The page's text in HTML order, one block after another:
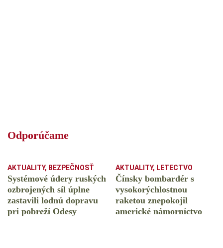
Odporúčame
AKTUALITY, BEZPEČNOSŤ
Systémové údery ruských
ozbrojených síl úplne
zastavili lodnú dopravu
pri pobreží Odesy
AKTUALITY, LETECTVO
Čínsky bombardér s
vysokorýchlostnou
raketou znepokojil
americké námorníctvo